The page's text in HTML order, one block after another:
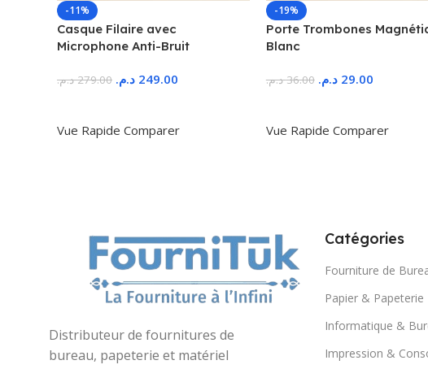
-11%
Casque Filaire avec
Microphone Anti-Bruit
279.00 د.م. 249.00 د.م.
Vue Rapide Comparer
-19%
Porte Trombones
Blanc
36.00 د.م. 29.00 د.م.
Vue Rapide Comparer
Distributeur de fournitures de
bureau, papeterie et matériel
Catégories
Fourniture de
Papier & Papeterie
Informatique &
Impression &